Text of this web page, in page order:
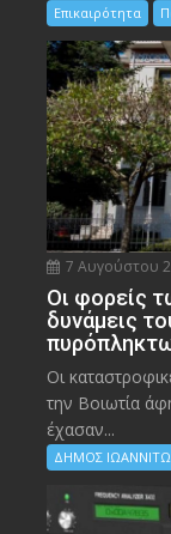
Επικαιρότητα
7 Αυγούστου
Οι φορείς
δυνάμεις
Οι
την Bοιωτία
έχασαν...
ΔΗΜΟΣ